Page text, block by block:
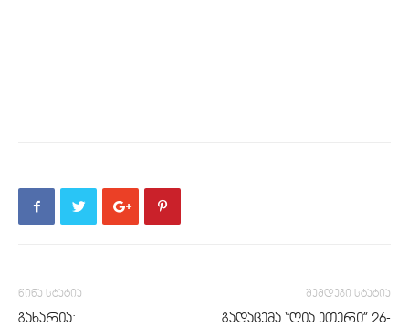
წინა სტატია
გახარია:
შემდეგი სტატია
გადაცემა “ღია ეთერი” 26-